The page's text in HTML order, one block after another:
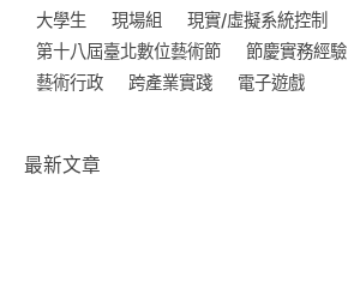
大學生
現場組 現實/虛擬系統控制
第十八屆臺北數位藝術節
節慶實務經驗
藝術行政
跨產業實踐 電子遊戲
最新文章